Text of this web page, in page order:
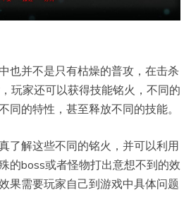
也并不是只有枯燥的普攻，在击杀
玩家还可以获得技能铭火，不同的
同的特性，甚至释放不同的技能。
了解这些不同的铭火，并可以利用
的boss或者怪物打出意想不到的效
果需要玩家自己到游戏中具体问题